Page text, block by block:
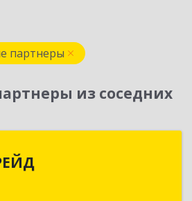
партнеры
из соседних
Респ, Грозный г, Полярников